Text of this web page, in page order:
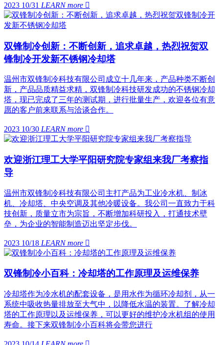
2023 10/31 LEARN more 
双锋制冷创新：不断创新，追求卓越，热烈祝贺双
锋制冷开发新不锈钢冷却塔
温州市双锋制冷科技有限公司成立十几年来，产品种类不断创
新，产品品质精益求精，双锋制冷科技研发成功的不锈钢冷却
塔，现已完成了三年的测试期，进行批量生产，欢迎各位有意
愿的客户前来联系与洽谈合作。
2023 10/30 LEARN more 
欢迎浙江理工大学平阳研究院专家组来我厂考察指
导
温州市双锋制冷科技有限公司主打产品为工业冷水机、制冰
机、冷却塔、中央空调及其他冷暖设备。我公司一直致力于科
技创新，质量立市为宗旨，不断增加科研投入，打通技术壁
垒，为企业的智能制造迈出坚定步伐。
2023 10/18 LEARN more 
双锋制冷小百科：冷却塔的工作原理及运维保养
冷却塔作为冷水机的配套设备，是用水作为循环冷却剂，从一
系统中吸收热量排放至大气中，以降低水温的装置。了解冷却
塔的工作原理以及运维保养，可以更好的维护冷水机组的使用
寿命。接下来双锋制冷小百科将会带您进行